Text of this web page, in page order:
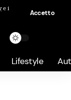
e i
Accetto
Lifestyle